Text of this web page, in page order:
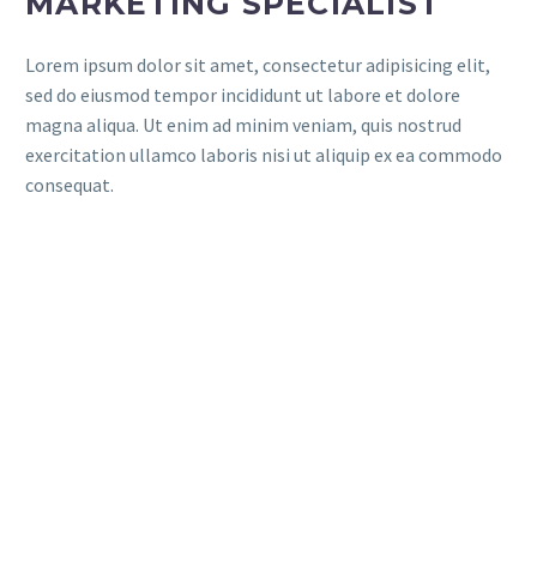
Lorem ipsum dolor sit amet, consectetur adipisicing elit,
sed do eiusmod tempor incididunt ut labore et dolore
magna aliqua. Ut enim ad minim veniam, quis nostrud
exercitation ullamco laboris nisi ut aliquip ex ea commodo
consequat.